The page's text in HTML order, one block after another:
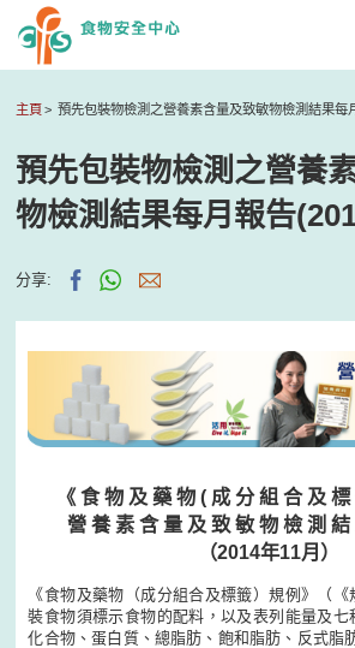
主頁 預先包裝物檢測之營養素含量及致敏物檢測結果每
預先包裝物檢測之營養
物檢測結果每月報告
分享:
《 食 物 及 藥 物 ( 成 分 組 合 及
營 養 素 含 量 及 致 敏 物 檢 測
（2014年11月）
《食物及藥物（成分組合及標籤）規例》（
裝食物須標示食物的配料，以及表列能量及七
化合物、蛋白質、總脂肪、飽和脂肪、反式脂